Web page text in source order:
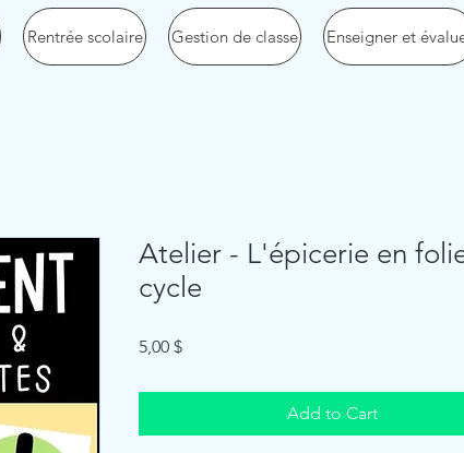
Rentrée scolaire Gestion de classe Enseigner et
Atelier - L'épicerie en
cycle
5,00 $Price
Add to Cart